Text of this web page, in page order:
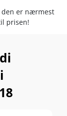
den er nærmest
prisen!